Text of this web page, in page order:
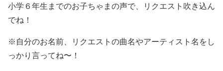
小学６年生までのお子ちゃまの声で、リクエスト吹き込ん
でね！
※自分のお名前、リクエストの曲名やアーティスト名をし
っかり言ってね〜！